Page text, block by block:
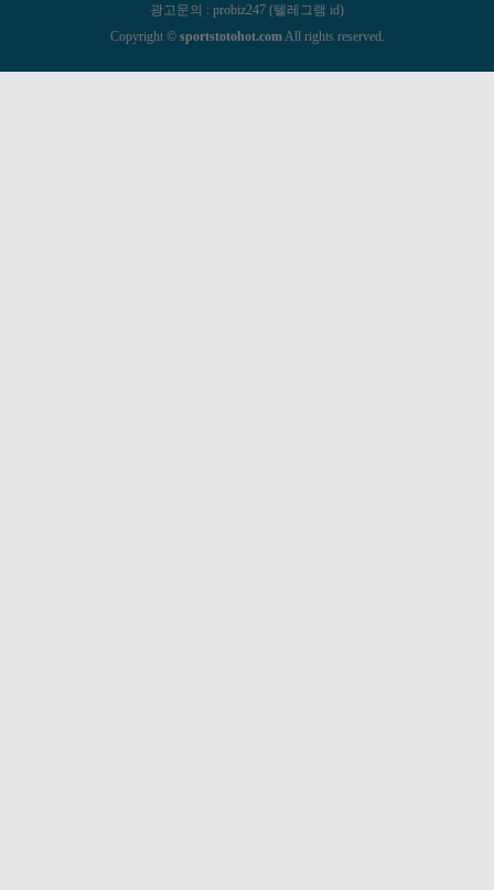
광고문의 : probiz247 (텔레그램 id)
Copyright © sportstotohot.comAll rights reserved.